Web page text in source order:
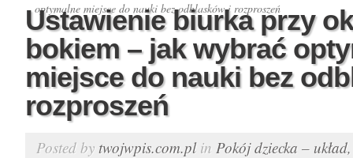
optymalne miejsce do nauki bez odblasków i rozproszeń
Ustawienie biurka przy
bokiem – jak wybrać
miejsce do nauki bez
rozproszeń
Posted by twojwpis.com.plin Pokój dziecka –